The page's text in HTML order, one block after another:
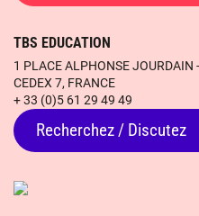
TBS EDUCATION
1 PLACE ALPHONSE
CEDEX 7, FRANCE
+ 33 (0)5 61 29 49 49
Recherchez / Discutez